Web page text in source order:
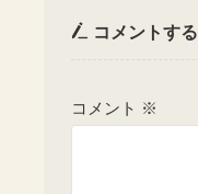
コメントする
コメント ※